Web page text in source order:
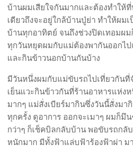
บ้านผมเสียใจกันมากและต้องทำให้
เดียวถึงจะอยู่ใกล้บ้านปู่ย่า ทำให้ผม
บ้านทุกอาทิตย์ จนถึงช่วงปิดเทอมผ
ทุกวันหยุดผมกับแม่ต้องพากันออกไป
และกินข้าวนอกบ้านกันบ้าง
มีวันหนึ่งผมกับแม่ขับรถไปเที่ยวกัน
เย็นแวะกินข้าวกันที่ร้านอาหารแห่ง
มากๆ แม่สั่งเบียร์มากินซึ่งวันนี้สั่งมา
ทุกครั้ง ดูอาการ ออกจะเมาๆ ผมก็มึ
กว่าๆ ก็เช็คบิลกลับบ้าน พอขับรถกลั
หนักมาก มีทั้งฟ้าแล่บฟ้าร้องฟ้าผ่า ม